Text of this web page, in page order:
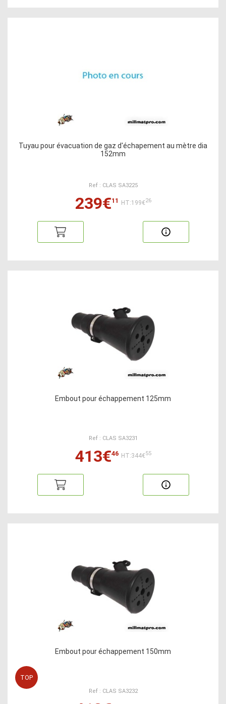
Tuyau pour évacuation de gaz d'échapement au mètre dia
152mm
Ref : CLAS SA3225
239€11 HT:199€26
Embout pour échappement 125mm
Ref : CLAS SA3231
413€46 HT:344€55
Embout pour échappement 150mm
Ref : CLAS SA3232
TOP